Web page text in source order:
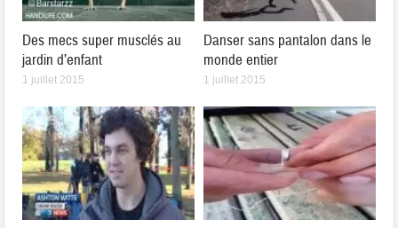
Des mecs super musclés au
jardin d’enfant
1 juillet 2015
Danser sans pantalon dans le
monde entier
1 juillet 2015